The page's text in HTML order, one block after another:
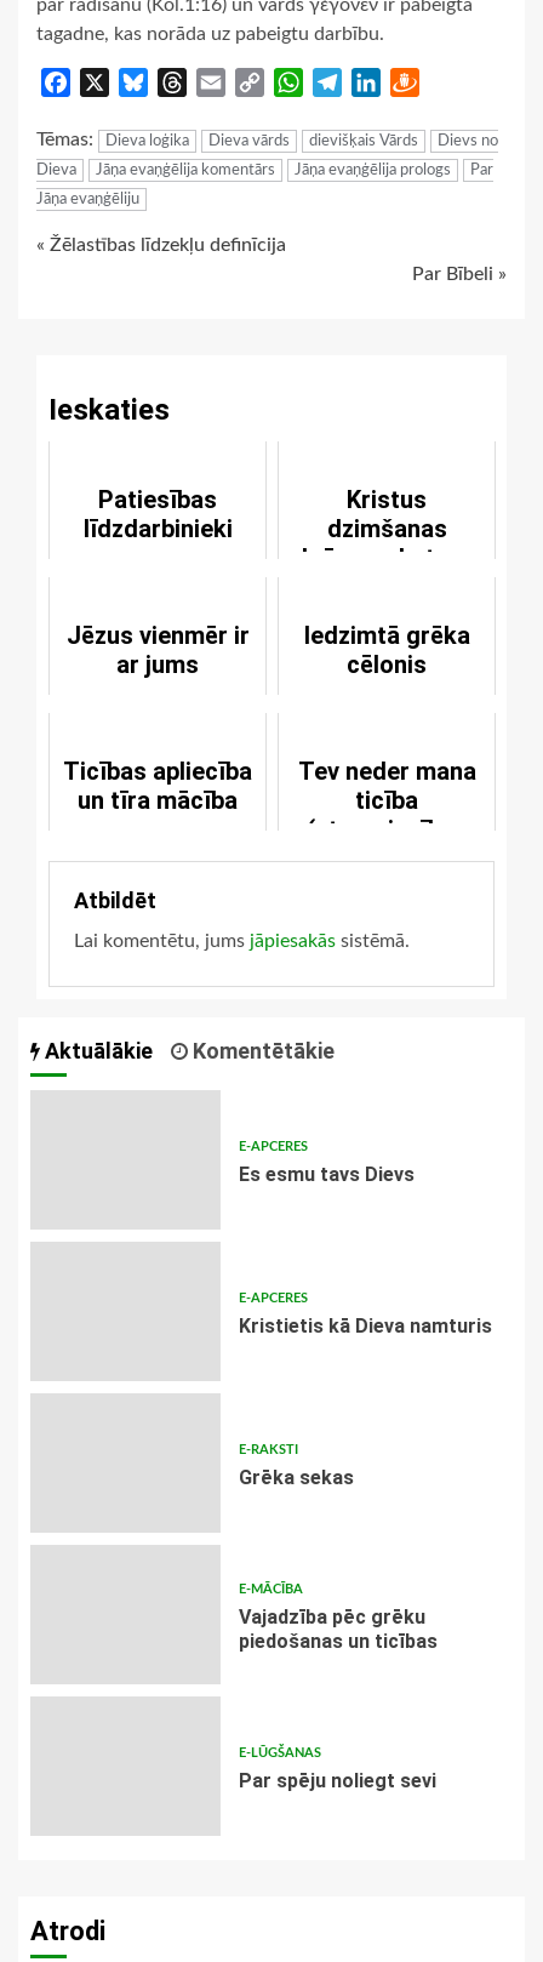
par radīšanu (Kol.1:16) un vārds γέγονεν ir pabeigtā
tagadne, kas norāda uz pabeigtu darbību.
Facebook BlueskyThreads
Email
Copy
WhatsApp
TelegramLinkedIn
Tēmas: Dieva loģika Dieva vārds dievišķais Vārds
Dievs no
Dieva
Jāņa evaņģēlija komentārs Jāņa evaņģēlija prologs
Par
Jāņa evaņģēliju
Continue
« Žēlastības līdzekļu definīcija
Par Bībeli »
Ieskaties
Patiesības
līdzdarbinieki
Kristus
dzimšanas
brīnums Lutera
Jēzus vienmēr ir
ar jums
Iedzimtā grēka
cēlonis
Ticības apliecība
un tīra mācība
Tev neder mana
ticība
(starpniecības
nozīmē)
Atbildēt
Lai komentētu, jums jāpiesakās sistēmā.
Aktuālākie Komentētākie
E-APCERES
Es esmu tavs Dievs
E-APCERES
Kristietis kā Dieva namturis
E-RAKSTI
Grēka sekas
E-MĀCĪBA
Vajadzība pēc grēku
piedošanas un ticības
E-LŪGŠANAS
Par spēju noliegt sevi
Atrodi